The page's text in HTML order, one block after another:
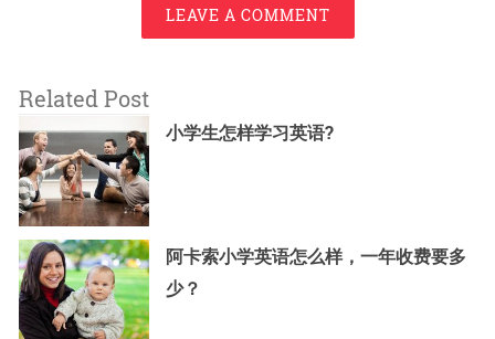
LEAVE A COMMENT
Related Post
小学生怎样学习英语?
阿卡索小学英语怎么样，一年收费要多
少？